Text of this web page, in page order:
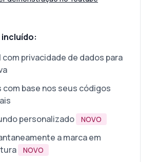
incluído:
privacidade de dados para
base nos seus códigos
personalizado
NOVO
a marca em
NOVO